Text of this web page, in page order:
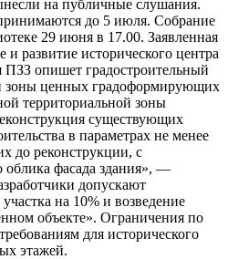
на публичные слушания.
до 5 июля. Собрание
29 июня в 17.00. Заявленная
развитие исторического центра
ПЗЗ опишет градостроительный
зоны ценных градоформирующих
территориальной зоны
существующих
в параметрах не менее
до реконструкции, с
облика фасада здания», —
допускают
на 10% и возведение
объекте». Ограничения по
для исторического
этажей.